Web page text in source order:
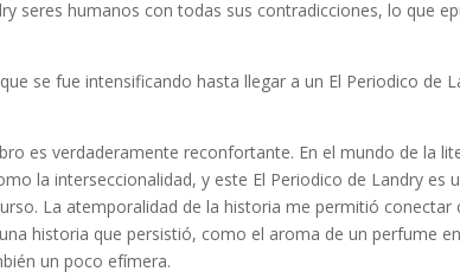
seres humanos con todas sus contradicciones, lo que
se fue intensificando hasta llegar a un El Periodico de
es verdaderamente reconfortante. En el mundo de la
la interseccionalidad, y este El Periodico de Landry es
La atemporalidad de la historia me permitió conectar
historia que persistió, como el aroma de un perfume
un poco efímera.